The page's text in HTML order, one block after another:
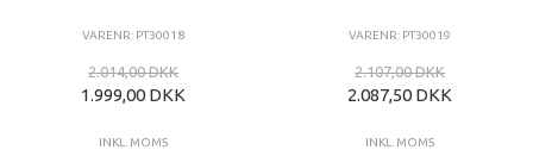
VARENR: PT30018
2.014,00 DKK
1.999,00 DKK
INKL. MOMS
VARENR: PT30019
2.107,00 DKK
2.087,50 DKK
INKL. MOMS